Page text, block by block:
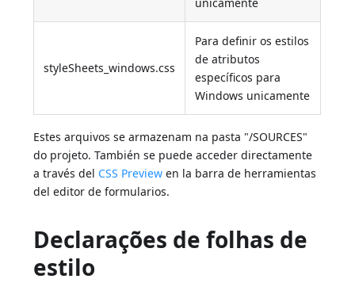
styleSheets_windows.css
Para definir os estilos
de atributos
específicos para
Windows unicamente
Estes arquivos se armazenam na pasta "/SOURCES"
do projeto. También se puede acceder directamente
a través del CSS Preview en la barra de herramientas
del editor de formularios.
Declarações de folhas de
estilo